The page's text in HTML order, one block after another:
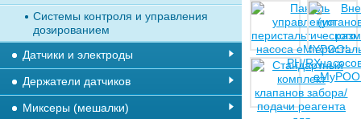
Системы контроля и управления
дозированием
Датчики и электроды
Держатели датчиков
Миксеры (мешалки)